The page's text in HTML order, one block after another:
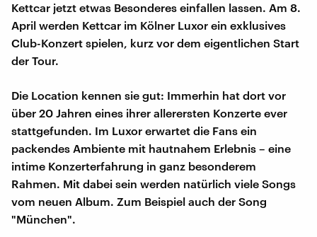
Kettcar jetzt etwas Besonderes einfallen lassen. Am 8.
April werden Kettcar im Kölner Luxor ein exklusives
Club-Konzert spielen, kurz vor dem eigentlichen Start
der Tour.
Die Location kennen sie gut: Immerhin hat dort vor
über 20 Jahren eines ihrer allerersten Konzerte ever
stattgefunden. Im Luxor erwartet die Fans ein
packendes Ambiente mit hautnahem Erlebnis – eine
intime Konzerterfahrung in ganz besonderem
Rahmen. Mit dabei sein werden natürlich viele Songs
vom neuen Album. Zum Beispiel auch der Song
"München".